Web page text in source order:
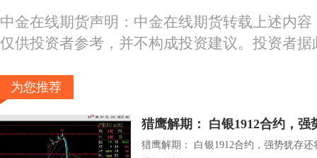
中金在线期货声明：中金在线期货转载上述内
仅供投资者参考，并不构成投资建议。投资者
为您推荐
猎鹰解期： 白银1912合约，强势犹存